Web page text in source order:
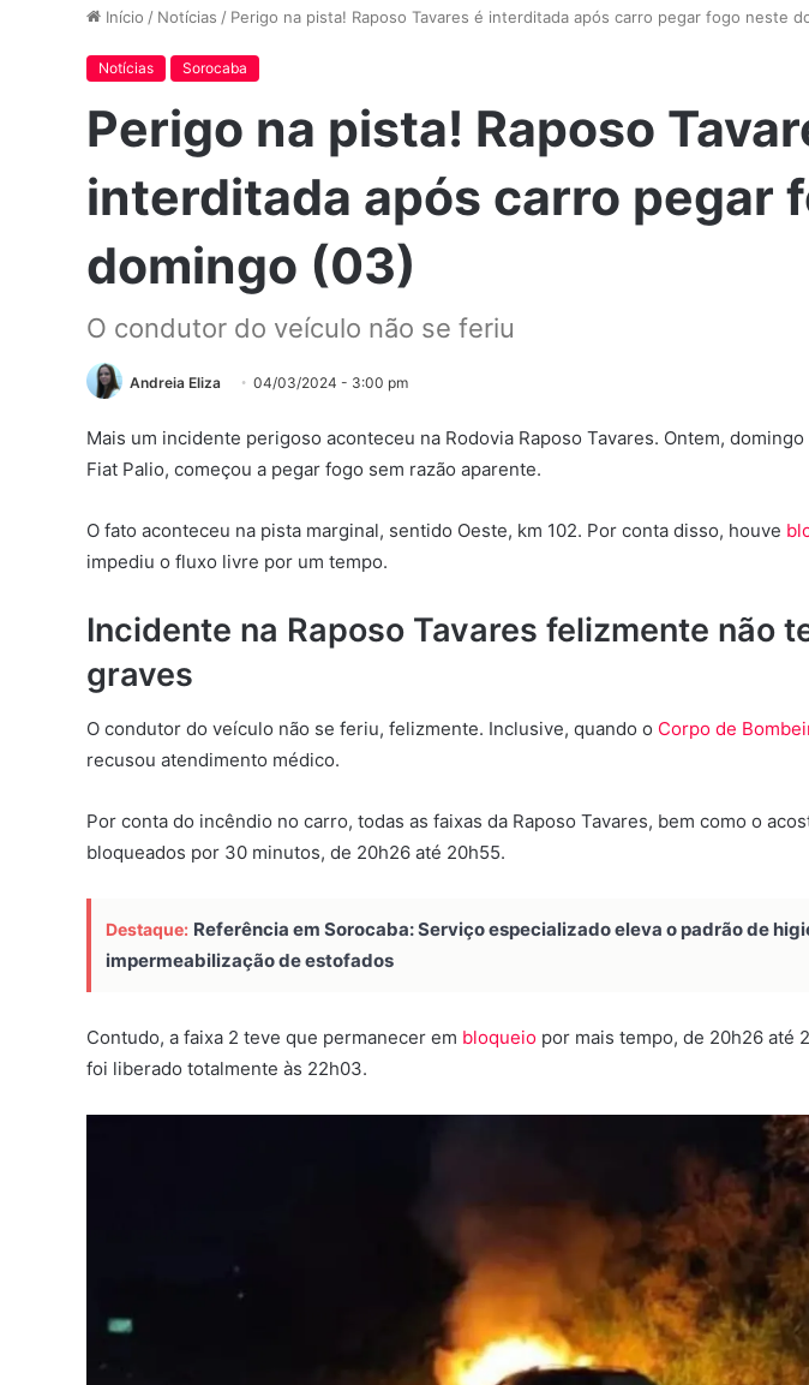
Início / Notícias / Perigo na pista! Raposo Tavares é interditada após carro pegar fogo neste
Notícias Sorocaba
Perigo na pista! Raposo
interditada após carro pegar
domingo (03)
O condutor do veículo não se feriu
Andreia Eliza 04/03/2024 - 3:00 pm
Mais um incidente perigoso aconteceu na Rodovia Raposo Tavares. Ontem,
Fiat Palio, começou a pegar fogo sem razão aparente.
O fato aconteceu na pista marginal, sentido Oeste, km 102. Por conta disso, houve
impediu o fluxo livre por um tempo.
Incidente na Raposo Tavares felizmente não
graves
O condutor do veículo não se feriu, felizmente. Inclusive, quando o Corpo de
recusou atendimento médico.
Por conta do incêndio no carro, todas as faixas da Raposo Tavares, bem como o
bloqueados por 30 minutos, de 20h26 até 20h55.
Destaque: Referência em Sorocaba: Serviço especializado eleva o padrão de
impermeabilização de estofados
Contudo, a faixa 2 teve que permanecer em bloqueio por mais tempo, de 20h26 até
foi liberado totalmente às 22h03.